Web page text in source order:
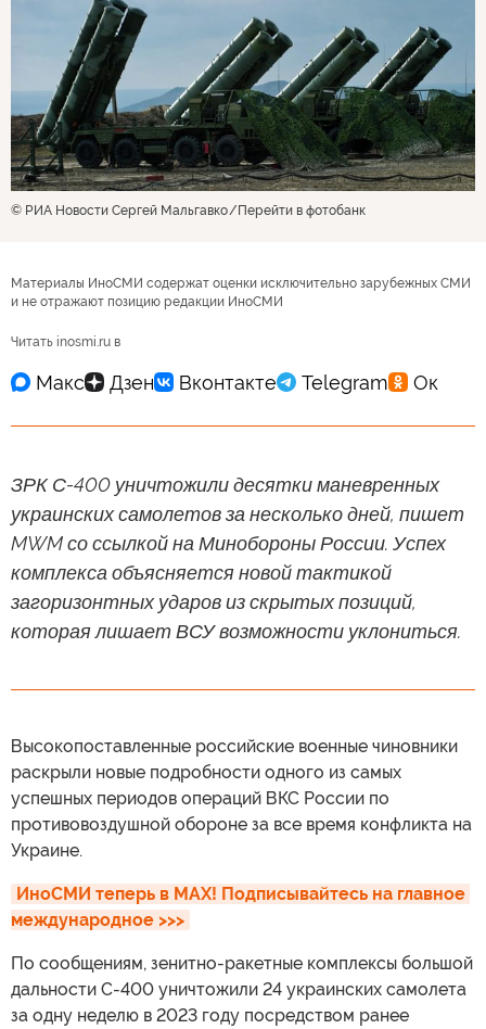
© РИА Новости Сергей Мальгавко Перейти в фотобанк
Материалы ИноСМИ содержат оценки исключительно зарубежных СМИ
и не отражают позицию редакции ИноСМИ
Читать inosmi.ru в
ЗРК С-400 уничтожили десятки маневренных
украинских самолетов за несколько дней, пишет
MWM со ссылкой на Минобороны России. Успех
комплекса объясняется новой тактикой
загоризонтных ударов из скрытых позиций,
которая лишает ВСУ возможности уклониться.
Высокопоставленные российские военные чиновники
раскрыли новые подробности одного из самых
успешных периодов операций ВКС России по
противовоздушной обороне за все время конфликта на
Украине.
ИноСМИ теперь в MAX! Подписывайтесь на главное
международное >>>
По сообщениям, зенитно-ракетные комплексы большой
дальности С-400 уничтожили 24 украинских самолета
за одну неделю в 2023 году посредством ранее